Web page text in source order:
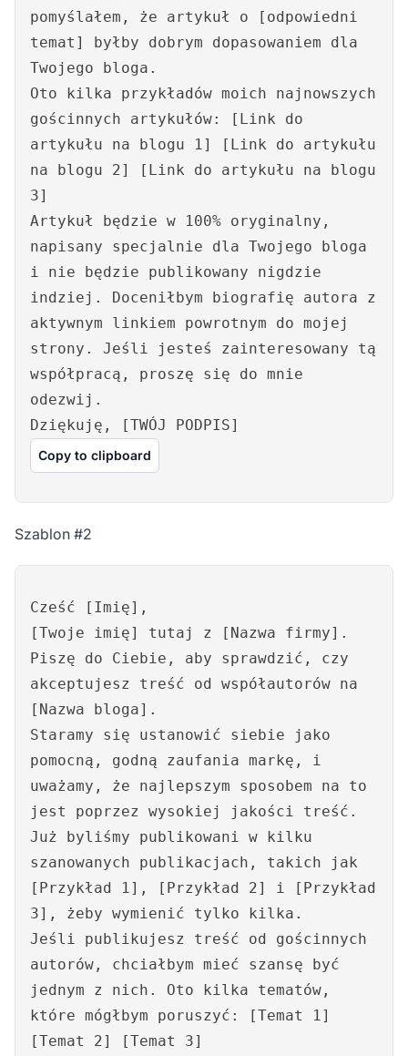
pomyślałem, że artykuł o [odpowiedni
temat] byłby dobrym dopasowaniem dla
Twojego bloga.
Oto kilka przykładów moich najnowszych
gościnnych artykułów: [Link do
artykułu na blogu 1] [Link do artykułu
na blogu 2] [Link do artykułu na blogu
3]
Artykuł będzie w 100% oryginalny,
napisany specjalnie dla Twojego bloga
i nie będzie publikowany nigdzie
indziej. Doceniłbym biografię autora z
aktywnym linkiem powrotnym do mojej
strony. Jeśli jesteś zainteresowany tą
współpracą, proszę się do mnie
odezwij.
Dziękuję, [TWÓJ PODPIS]
Copy to clipboard
Szablon #2
Cześć [Imię],
[Twoje imię] tutaj z [Nazwa firmy].
Piszę do Ciebie, aby sprawdzić, czy
akceptujesz treść od współautorów na
[Nazwa bloga].
Staramy się ustanowić siebie jako
pomocną, godną zaufania markę, i
uważamy, że najlepszym sposobem na to
jest poprzez wysokiej jakości treść.
Już byliśmy publikowani w kilku
szanowanych publikacjach, takich jak
[Przykład 1], [Przykład 2] i [Przykład
3], żeby wymienić tylko kilka.
Jeśli publikujesz treść od gościnnych
autorów, chciałbym mieć szansę być
jednym z nich. Oto kilka tematów,
które mógłbym poruszyć: [Temat 1]
[Temat 2] [Temat 3]